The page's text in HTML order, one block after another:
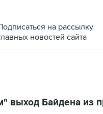
на рассылку
новостей сайта
выход Байдена из